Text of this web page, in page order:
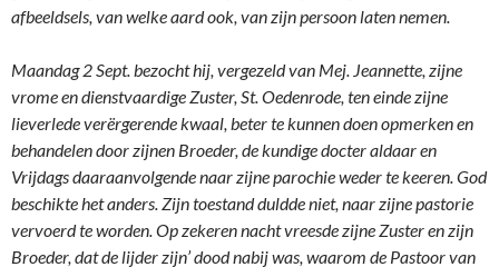
afbeeldsels, van welke aard ook, van zijn persoon laten nemen.
Maandag 2 Sept. bezocht hij, vergezeld van Mej. Jeannette, zijne
vrome en dienstvaardige Zuster, St. Oedenrode, ten einde zijne
lieverlede verërgerende kwaal, beter te kunnen doen opmerken en
behandelen door zijnen Broeder, de kundige docter aldaar en
Vrijdags daaraanvolgende naar zijne parochie weder te keeren. God
beschikte het anders. Zijn toestand duldde niet, naar zijne pastorie
vervoerd te worden. Op zekeren nacht vreesde zijne Zuster en zijn
Broeder, dat de lijder zijn’ dood nabij was, waarom de Pastoor van